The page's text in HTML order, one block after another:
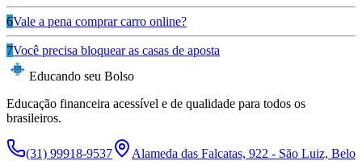
6Vale a pena comprar carro online?
7Você precisa bloquear as casas de aposta
Educando seu Bolso
Educação financeira acessível e de qualidade para todos os
brasileiros.
(31) 99918-9537
Alameda das Falcatas, 922 - São Luiz, Belo